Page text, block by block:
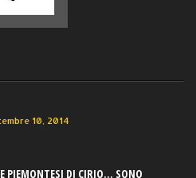
10, 2014
PIEMONTESI DI CIRIO... SONO